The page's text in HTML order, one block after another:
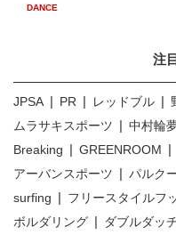
DANCE
注
JPSA PR レッドブル
ムラサキスポーツ
中村輪
Breaking
GREENROOM
アーバンスポーツ
パルク
surfing
フリースタイルフ
ボルダリング
ダブルダッ